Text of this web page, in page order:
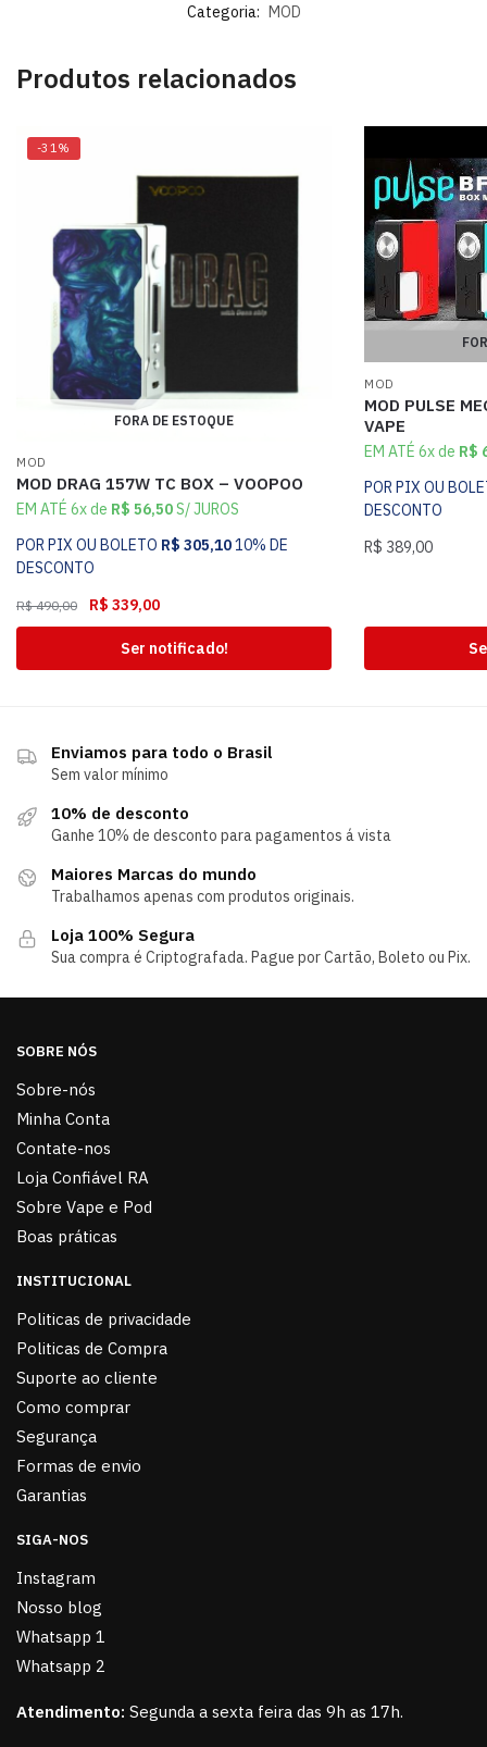
Categoria: MOD
Produtos relacionados
-31%
FORA DE ESTOQUE
MOD
MOD DRAG 157W TC BOX – VOOPOO
EM ATÉ 6x de R$ 56,50S/ JUROS
POR PIX OU BOLETO R$ 305,1010% DE
DESCONTO
R$490,00 R$ 339,00
Ser notificado!
MOD
MOD PULSE
VAPE
EM ATÉ 6x de R$
POR PIX OU
DESCONTO
R$ 389,00
Enviamos para todo o Brasil
Sem valor mínimo
10% de desconto
Ganhe 10% de desconto para pagamentos á vista
Maiores Marcas do mundo
Trabalhamos apenas com produtos originais.
Loja 100% Segura
Sua compra é Criptografada. Pague por Cartão, Boleto ou Pix.
SOBRE NÓS
Sobre-nós
Minha Conta
Contate-nos
Loja Confiável RA
Sobre Vape e Pod
Boas práticas
INSTITUCIONAL
Politicas de privacidade
Politicas de Compra
Suporte ao cliente
Como comprar
Segurança
Formas de envio
Garantias
SIGA-NOS
Instagram
Nosso blog
Whatsapp 1
Whatsapp 2
Atendimento: Segunda a sexta feira das 9h as 17h.